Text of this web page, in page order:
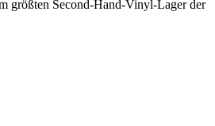
größten Second-Hand-Vinyl-Lager der